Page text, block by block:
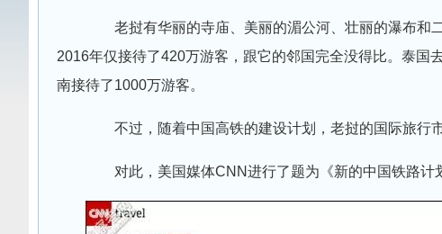
老挝有华丽的寺庙、美丽的湄公河、壮丽的瀑布和
2016年仅接待了420万游客，跟它的邻国完全没得比。泰国
南接待了1000万游客。
不过，随着中国高铁的建设计划，老挝的国际旅行市
对此，美国媒体CNN进行了题为《新的中国铁路计